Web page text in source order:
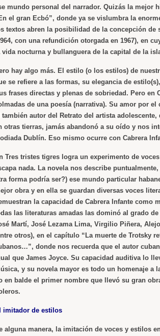
mundo personal del narrador. Quizás la mejor
el gran Ecbó”, donde ya se vislumbra la
textos abren la posibilidad de la concepción de
con una refundición otorgada en 1967), en
vida nocturna y bullanguera de la capital de la
hay algo más. El estilo (o los estilos) de
se refiere a las formas, su elegancia de
frases directas y plenas de sobriedad. Pero en
de una poesía (narrativa). Su amor por el
también autor del Retrato del artista
otras tierras, jamás abandonó a su oído y nos
Dublín. Eso mismo ocurre con Cabrera
Tres tristes tigres logra un experimento de
nada. La novela nos describe
forma podría ser?) ese mundo particular
obra y en ella se guardan diversas voces
la capacidad de Cabrera Infante como
las literaturas amadas las dominó al grado
Martí, José Lezama Lima, Virgilio Piñera,
otros), en el capítulo “La muerte de Trotsky
donde nos recuerda que el autor
que James Joyce. Su capacidad auditiva lo
y su novela mayor es todo un homenaje a
en balde el primer nombre que llevó su gran
.
imitador de estilos
alguna manera, la imitación de voces y estilos